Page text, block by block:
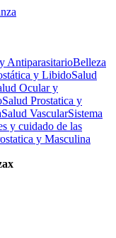
AntiparasitarioBelleza
y LibidoSalud
Ocular y
Salud Prostatica y
Salud VascularSistema
y cuidado de las
y Masculina